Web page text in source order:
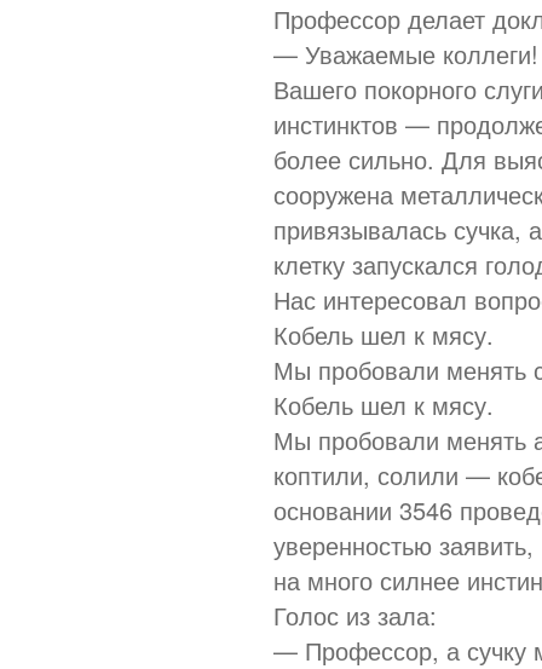
Профессор делает
— Уважаемые коллеги!
Вашего покорного
инстинктов —
более сильно. Для
сооружена
привязывалась
клетку запускался
Нас интересовал
Кобель шел к мясу.
Мы пробовали менять
Кобель шел к мясу.
Мы пробовали менять
коптили, солили —
основании 3546
уверенностью
на много силнее
Голос из зала:
— Профессор, а сучку